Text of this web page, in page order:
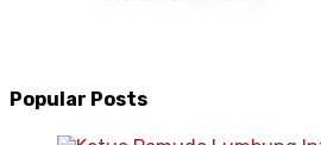
Popular Posts